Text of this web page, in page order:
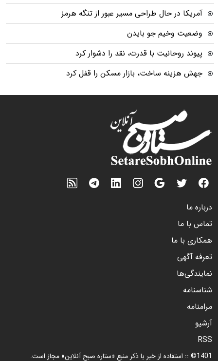
آمریکا در حال طراحی مسیر عبور از تنگه هرمز
وضعیت وخیم جو بایدن
پیوند روحانیت با قدرت، نقد را دشوار کرد
جهش هزینه ساخت، بازار مسکن را قفل کرد
درباره ما
تماس با ما
همکاری با ما
تعرفه آگهی
نمایندگی‌ها
شناسنامه
مرامنامه
آرشیو
RSS
1401© :: استفاده از خبر با ذکر منبع «ستاره صبح آنلاین» مجاز است.